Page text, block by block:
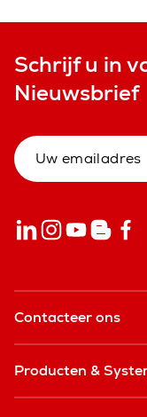
Schrijf u in
Nieuwsbrief
Contacteer ons
Producten &